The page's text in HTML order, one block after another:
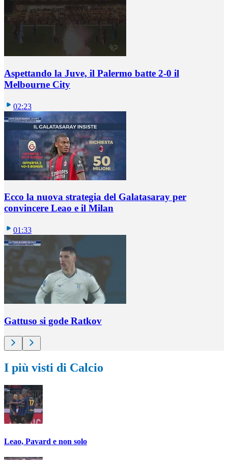
Aspettando la Juve, il Palermo batte 2-0 il
Melbourne City
02:23
Ecco la nuova strategia del Galatasaray per
convincere Leao e il Milan
01:33
Gattuso si gode Ratkov
I più visti di Calcio
Leao, Pavard e non solo